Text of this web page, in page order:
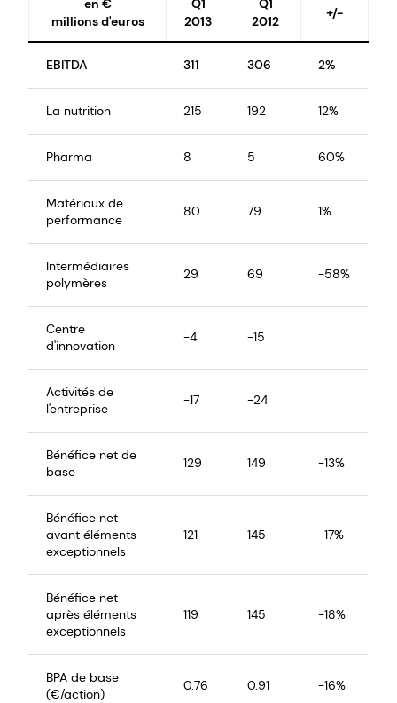
en €
millions d'euros
Q1
2013
Q1
2012
+/-
EBITDA 311 306 2%
La nutrition 215 192 12%
Pharma 8 5 60%
Matériaux de
performance
80 79 1%
Intermédiaires
polymères
29 69 -58%
Centre
d'innovation
-4 -15
Activités de
l'entreprise
-17 -24
Bénéfice net de
base
129 149 -13%
Bénéfice net
avant éléments
exceptionnels
121 145 -17%
Bénéfice net
après éléments
exceptionnels
119 145 -18%
BPA de base
(€/action)
0.76 0.91 -16%